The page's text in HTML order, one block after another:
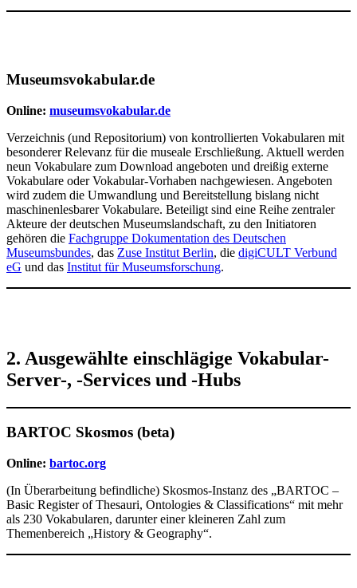
Museumsvokabular.de
Online: museumsvokabular.de
Verzeichnis (und Repositorium) von kontrollierten Vokabularen mit
besonderer Relevanz für die museale Erschließung. Aktuell werden
neun Vokabulare zum Download angeboten und dreißig externe
Vokabulare oder Vokabular-Vorhaben nachgewiesen. Angeboten
wird zudem die Umwandlung und Bereitstellung bislang nicht
maschinenlesbarer Vokabulare. Beteiligt sind eine Reihe zentraler
Akteure der deutschen Museumslandschaft, zu den Initiatoren
gehören die Fachgruppe Dokumentation des Deutschen
Museumsbundes, das Zuse Institut Berlin, die digiCULT Verbund
eG und das Institut für Museumsforschung.
2. Ausgewählte einschlägige Vokabular-
Server-, -Services und -Hubs
BARTOC Skosmos (beta)
Online: bartoc.org
(In Überarbeitung befindliche) Skosmos-Instanz des „BARTOC –
Basic Register of Thesauri, Ontologies & Classifications“ mit mehr
als 230 Vokabularen, darunter einer kleineren Zahl zum
Themenbereich „History & Geography“.